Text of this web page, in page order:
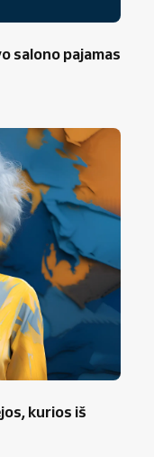
salono pajamas
kurios iš